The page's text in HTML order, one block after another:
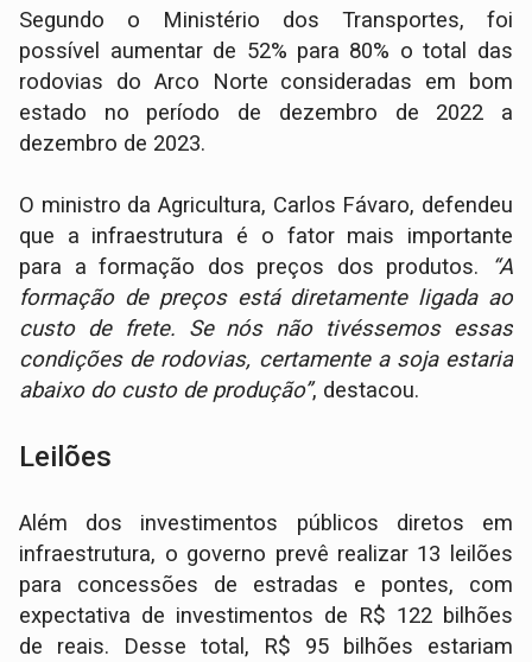
Segundo o Ministério dos Transportes, foi
possível aumentar de 52% para 80% o total das
rodovias do Arco Norte consideradas em bom
estado no período de dezembro de 2022 a
dezembro de 2023.
O ministro da Agricultura, Carlos Fávaro, defendeu
que a infraestrutura é o fator mais importante
para a formação dos preços dos produtos.
“A
formação de preços está diretamente ligada ao
custo de frete. Se nós não tivéssemos essas
condições de rodovias, certamente a soja estaria
abaixo do custo de produção”, destacou.
Leilões
Além dos investimentos públicos diretos em
infraestrutura, o governo prevê realizar 13 leilões
para concessões de estradas e pontes, com
expectativa de investimentos de R$ 122 bilhões
de reais. Desse total, R$ 95 bilhões estariam